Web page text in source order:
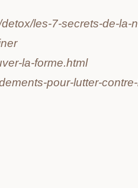
les-7-secrets-de-la-
la-forme.html
pour-lutter-